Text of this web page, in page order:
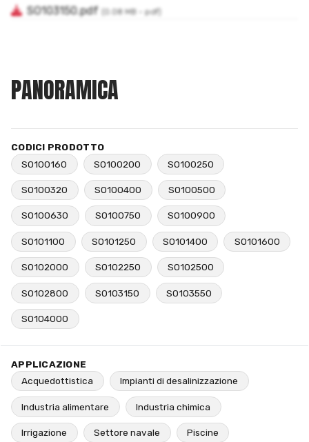
PANORAMICA
CODICI PRODOTTO
SO100160
SO100200 SO100250
SO100320 SO100400 SO100500
SO100630 SO100750 SO100900
SO101100 SO101250 SO101400 SO101600
SO102000 SO102250 SO102500
SO102800 SO103150 SO103550
SO104000
APPLICAZIONE
Acquedottistica
Impianti di desalinizzazione
Industria alimentare Industria chimica
Irrigazione Settore navale Piscine